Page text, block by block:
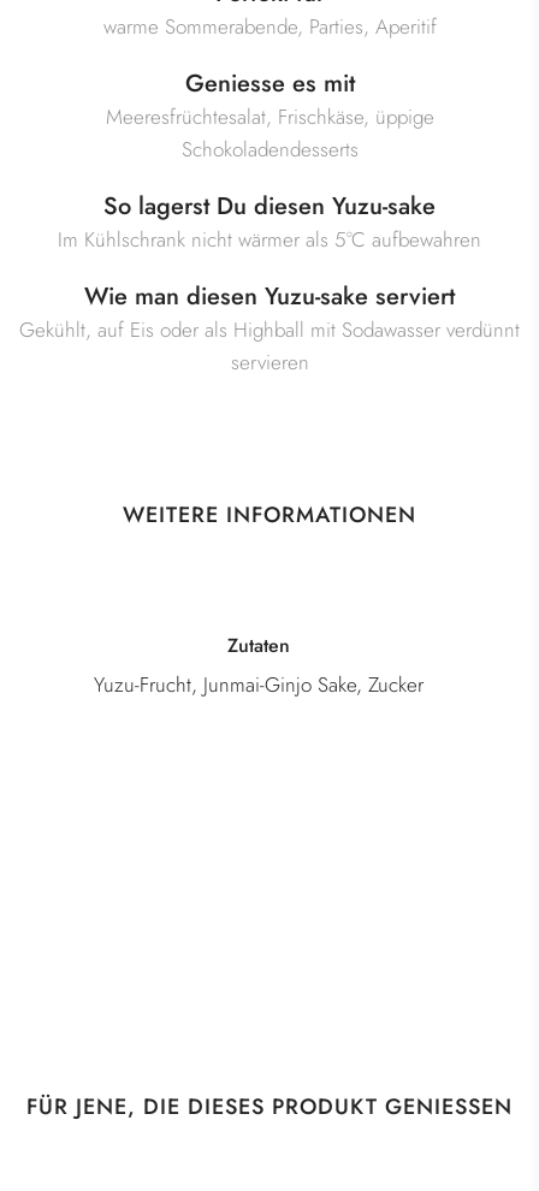
warme Sommerabende, Parties, Aperitif
Geniesse es mit
Meeresfrüchtesalat, Frischkäse, üppige
Schokoladendesserts
So lagerst Du diesen Yuzu-sake
Im Kühlschrank nicht wärmer als 5°C aufbewahren
Wie man diesen Yuzu-sake serviert
Gekühlt, auf Eis oder als Highball mit Sodawasser verdünnt
servieren
WEITERE INFORMATIONEN
Yuzushu
FÜR JENE, DIE DIESES PRODUKT GENIESSEN